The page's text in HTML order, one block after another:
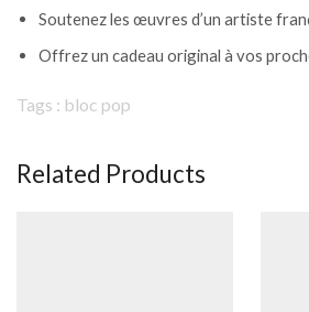
Soutenez les œuvres d’un artiste
Offrez un cadeau original à vos
Tags : bloc pop
Related Products